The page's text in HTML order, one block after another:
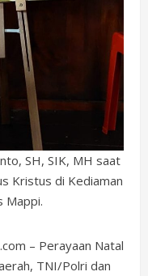
SH, SIK, MH saat
Kristus di Kediaman
Mappi.
– Perayaan Natal
TNI/Polri dan